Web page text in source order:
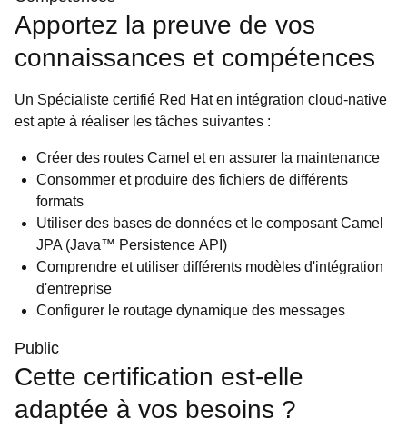
Apportez la preuve de vos
connaissances et compétences
Un Spécialiste certifié Red Hat en intégration cloud-native
est apte à réaliser les tâches suivantes :
Créer des routes Camel et en assurer la maintenance
Consommer et produire des fichiers de différents
formats
Utiliser des bases de données et le composant Camel
JPA (Java™ Persistence API)
Comprendre et utiliser différents modèles d'intégration
d'entreprise
Configurer le routage dynamique des messages
Public
Cette certification est-elle
adaptée à vos besoins ?